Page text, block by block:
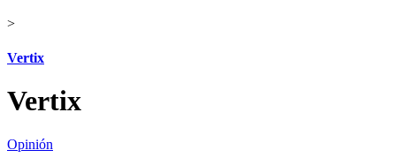
>
Vertix
Vertix
Opinión